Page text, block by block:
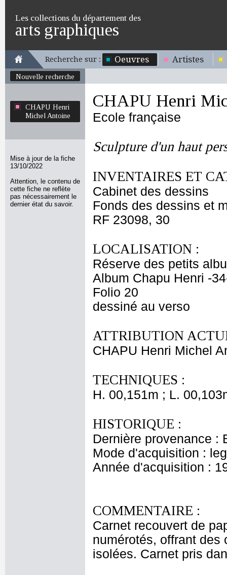
Les collections du département des
arts graphiques
Recherche sur : Oeuvres Artistes
Nouvelle recherche
CHAPU Henri
Michel Antoine
Mise à jour de la fiche
13/10/2022
Attention, le contenu de
cette fiche ne reflète
pas nécessairement le
dernier état du savoir.
CHAPU Henri
Ecole française
Sculpture d'un haut
INVENTAIRES ET
Cabinet des dessins
Fonds des dessins et
RF 23098, 30
LOCALISATION :
Réserve des petits
Album Chapu Henri -
Folio 20
dessiné au verso
ATTRIBUTION
CHAPU Henri Michel
TECHNIQUES :
H. 00,151m ; L.
HISTORIQUE :
Dernière provenance :
Mode d'acquisition :
Année d'acquisition :
COMMENTAIRE :
Carnet recouvert de
numérotés, offrant des
isolées. Carnet pris